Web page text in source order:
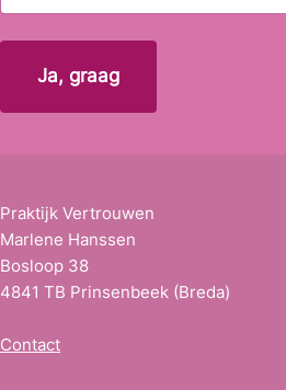
l
a
a
m
Praktijk Vertrouwen
Marlene Hanssen
Bosloop 38
4841 TB Prinsenbeek (Breda)
Contact